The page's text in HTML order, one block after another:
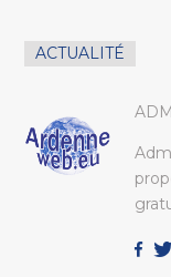
ACTUALITÉ